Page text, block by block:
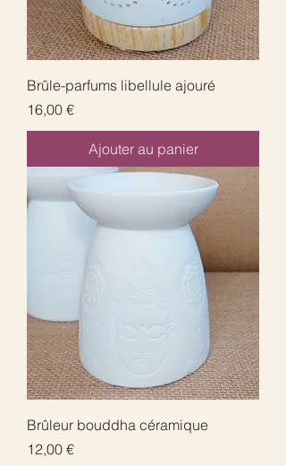
Brûle-parfums libellule ajouré
Prix
16,00 €
Ajouter au panier
Brûleur bouddha céramique
Prix
12,00 €